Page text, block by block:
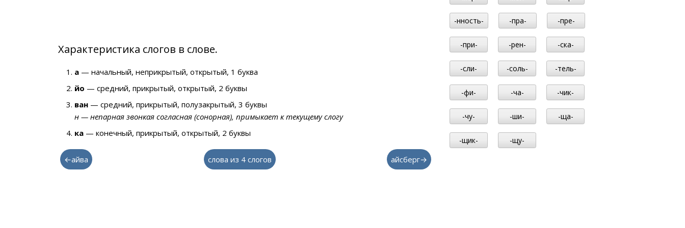
Характеристика слогов в слове.
а — начальный, неприкрытый, открытый, 1 буква
йо — средний, прикрытый, открытый, 2 буквы
ван — средний, прикрытый, полузакрытый, 3 буквы
н — непарная звонкая согласная (сонорная), примыкает к текущему слогу
ка — конечный, прикрытый, открытый, 2 буквы
←айва слова из 4 слогов айсберг→
-нность- -пра- -пре-
-при- -рен- -ска-
-сли- -соль- -тель-
-фи- -ча- -чик-
-чу- -ши- -ща-
-щик- -щу-